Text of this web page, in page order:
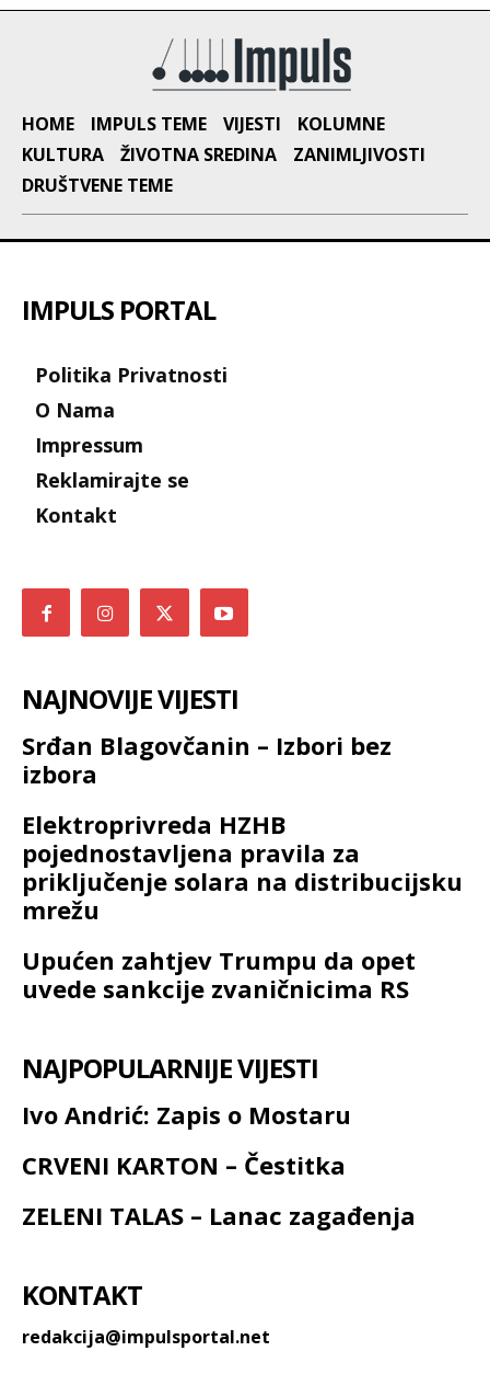
HOME IMPULS TEME VIJESTI
KOLUMNE
KULTURA
ŽIVOTNA SREDINA
ZANIMLJIVOSTI
DRUŠTVENE TEME
IMPULS PORTAL
Politika Privatnosti
O Nama
Impressum
Reklamirajte se
Kontakt
NAJNOVIJE VIJESTI
Srđan Blagovčanin – Izbori bez
izbora
Elektroprivreda HZHB
pojednostavljena pravila za
priključenje solara na distribucijsku
mrežu
Upućen zahtjev Trumpu da opet
uvede sankcije zvaničnicima RS
NAJPOPULARNIJE VIJESTI
Ivo Andrić: Zapis o Mostaru
CRVENI KARTON – Čestitka
ZELENI TALAS – Lanac zagađenja
KONTAKT
redakcija@impulsportal.net